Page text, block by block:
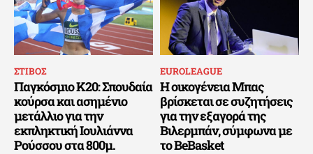
ΣΤΙΒΟΣ
Παγκόσμιο Κ20: Σπουδαία
κούρσα και ασημένιο
μετάλλιο για την
εκπληκτική Ιουλιάννα
Ρούσσου στα 800μ.
EUROLEAGUE
Η οικογένεια Μπας
βρίσκεται σε συζητήσεις
για την εξαγορά της
Βιλερμπάν, σύμφωνα με
το BeBasket